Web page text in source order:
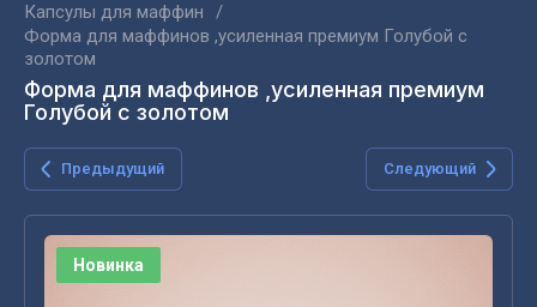
Капсулы для маффин
/
Форма для маффинов ,усиленная премиум Голубой с
золотом
Форма для маффинов ,усиленная премиум
Голубой с золотом
Предыдущий Следующий
Новинка